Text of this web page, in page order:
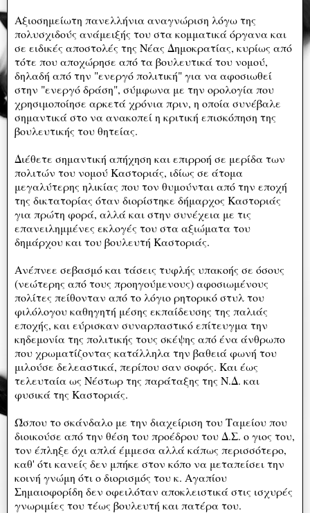
Αξιοσημείωτη πανελλήνια αναγνώριση λόγω της
πολυσχιδούς ανάμειξής του στα κομματικά όργανα και
σε ειδικές αποστολές της Νέας Δημοκρατίας, κυρίως από
τότε που αποχώρησε από τα βουλευτικά του νομού,
δηλαδή από την "ενεργό πολιτική" για να αφοσιωθεί
στην "ενεργό δράση", σύμφωνα με την ορολογία που
χρησιμοποίησε αρκετά χρόνια πριν, η οποία συνέβαλε
σημαντικά στο να ανακοπεί η κριτική επισκόπηση της
βουλευτικής του θητείας.
Διέθετε σημαντική απήχηση και επιρροή σε μερίδα των
πολιτών του νομού Καστοριάς, ιδίως σε άτομα
μεγαλύτερης ηλικίας που τον θυμούνται από την εποχή
της δικτατορίας όταν διορίστηκε δήμαρχος Καστοριάς
για πρώτη φορά, αλλά και στην συνέχεια με τις
επανειλημμένες εκλογές του στα αξιώματα του
δημάρχου και του βουλευτή Καστοριάς.
Ανέπνεε σεβασμό και τάσεις τυφλής υπακοής σε όσους
(νεώτερης από τους προηγούμενους) αφοσιωμένους
πολίτες πείθονταν από το λόγιο ρητορικό στυλ του
φιλόλογου καθηγητή μέσης εκπαίδευσης της παλιάς
εποχής, και εύρισκαν συναρπαστικό επίτευγμα την
κηδεμονία της πολιτικής τους σκέψης από ένα άνθρωπο
που χρωματίζοντας κατάλληλα την βαθειά φωνή του
μιλούσε δελεαστικά, περίπου σαν σοφός. Και έως
τελευταία ως Νέστωρ της παράταξης της Ν.Δ. και
φυσικά της Καστοριάς.
Ώσπου το σκάνδαλο με την διαχείριση του Ταμείου που
διοικούσε από την θέση του προέδρου του Δ.Σ. ο γιος του,
τον έπληξε όχι απλά έμμεσα αλλά κάπως περισσότερο,
καθ' ότι κανείς δεν μπήκε στον κόπο να μεταπείσει την
κοινή γνώμη ότι ο διορισμός του κ. Αγαπίου
Σημαιοφορίδη δεν οφειλόταν αποκλειστικά στις ισχυρές
γνωριμίες του τέως βουλευτή και πατέρα του.